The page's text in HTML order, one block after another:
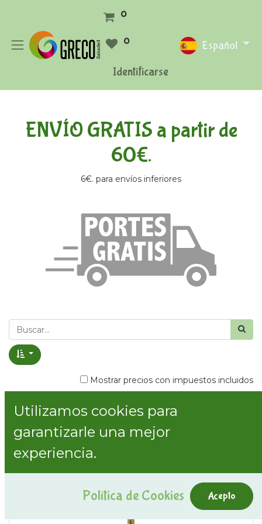
0
0
Identificarse
Español
ENVÍO GRATIS a partir de
60€.
6€. para envíos inferiores
Mostrar precios con impuestos incluidos
Mostrar categorías
Utilizamos cookies para
garantizarle una mejor
experiencia.
Política de Cookies Acepto